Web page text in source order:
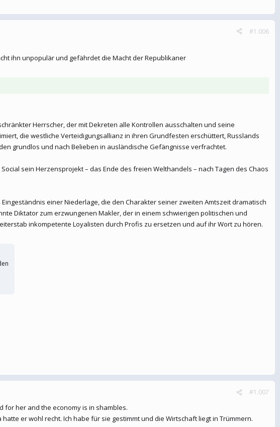
#1.006
ihn unpopulär und gefährdet die Macht der Republikaner
Herrscher, der mit Dekreten alle Kontrollen ausschalten und seine
die westliche Verteidigungsallianz in ihren Grundfesten erschüttert, Russlands
grundlos und nach Belieben in ausländische Gefängnisse verfrachtet.
sein Herzensprojekt – das Ende des freien Welthandels – nach Tagen des Chaos
einer Niederlage, die den Charakter seiner zweiten Amtszeit dramatisch
Diktator zum erzwungenen Makler, der in einem schwierigen politischen und
inkompetente Loyalisten durch Profis zu ersetzen und auf ihr Wort zu hören.
#1.007
for her and the economy is in shambles.
er wohl recht. Ich habe für sie gestimmt und die Wirtschaft liegt in Trümmern.